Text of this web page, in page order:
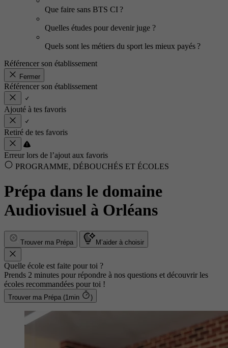
Que faire sans BTS CI ?
Quelles études pour devenir juge ?
Quels sont les métiers du sport les mieux payés ?
Référencer son établissement
Fermer
Référencer son établissement
Ajouté à tes favoris
Retiré de tes favoris
Erreur lors de l’ajout aux favoris
PROGRAMME, DÉBOUCHÉS ET ÉCOLES
Prépa dans le domaine
Audiovisuel à Orléans
Trouver ma Prépa M’aider à choisir
Quelle école est faite pour toi ?
Prends 2 minutes pour répondre à nos questions et découvrir les
écoles recommandées pour toi !
Trouver ma Prépa (1min )